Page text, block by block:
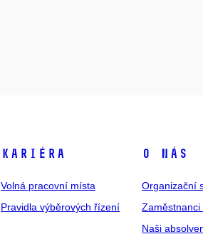
Kariéra
Volná pracovní místa
Pravidla výběrových řízení
O nás
Organizační
Zaměstnanci
Naši